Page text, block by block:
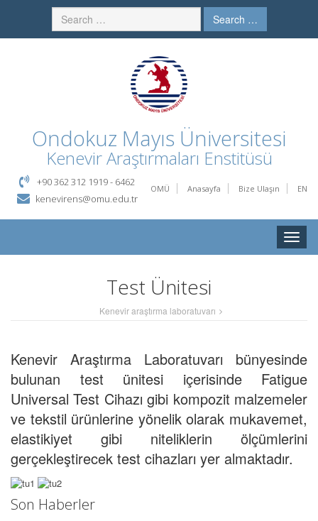
Search …
Ondokuz Mayıs Üniversitesi
Kenevir Araştırmaları Enstitüsü
OMÜ Anasayfa Bize Ulaşın EN
+90 362 312 1919 - 6462
kenevirens@omu.edu.tr
Toggle
Test Ünitesi
Kenevir araştırma laboratuvarı
Kenevir Araştırma Laboratuvarı bünyesinde
bulunan test ünitesi içerisinde Fatigue
Universal Test Cihazı gibi kompozit malzemeler
ve tekstil ürünlerine yönelik olarak mukavemet,
elastikiyet gibi niteliklerin ölçümlerini
gerçekleştirecek test cihazları yer almaktadır.
Son Haberler